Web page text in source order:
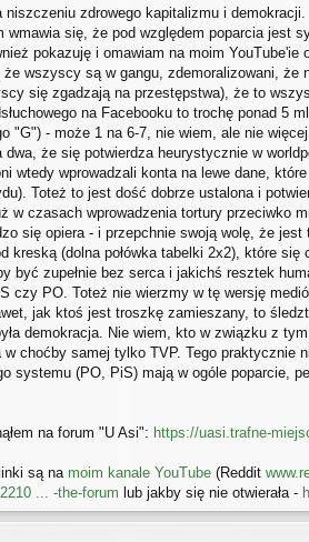
zdrowego kapitalizmu i demokracji.
wmawia się, że pod względem poparcia jest
pokazuję i omawiam na moim
wszyscy są w gangu, zdemoralizowani, że
się zgadzają na przestępstwa), że to
na Facebooku to trochę ponad 5
"G") - może 1 na 6-7, nie wiem, ale nie
że się potwierdza heurystycznie w
wtedy wprowadzali konta na lewe dane,
Toteż to jest dość dobrze ustalona i
w czasach wprowadzenia tortury przeciwko
się opiera - i przepchnie swoją wolę, że
(dolna połówka tabelki 2x2), które
być zupełnie bez serca i jakichś resztek
czy PO. Toteż nie wierzmy w tę wersję
jak ktoś jest troszkę zamieszany, to
demokracja. Nie wiem, kto w związku z
choćby samej tylko TVP. Tego praktycznie
systemu (PO, PiS) mają w ogóle poparcie,
na forum "U Asi": https://uasi.trafne-
są na moim kanale YouTube (Reddit
... -the-forum lub jakby się nie otwierała -